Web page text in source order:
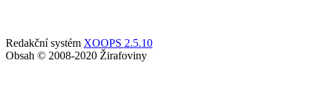
Redakční systém XOOPS 2.5.10
Obsah © 2008-2020 Žirafoviny